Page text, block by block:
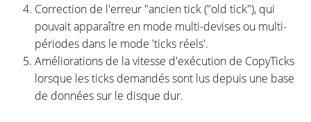
Correction de l'erreur "ancien tick ("old tick"), qui
pouvait apparaître en mode multi-devises ou multi-
périodes dans le mode 'ticks réels'.
Améliorations de la vitesse d'exécution de CopyTicks
lorsque les ticks demandés sont lus depuis une base
de données sur le disque dur.